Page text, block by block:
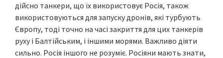
дійсно танкери, що їх використовує Росія, також
використовуються для запуску дронів, які турбують
Європу, тоді точно на часі закриття для цих танкерів
руху і Балтійським, і іншими морями. Важливо діяти
сильно. Росія іншого не розуміє. Росіяни мають знати,